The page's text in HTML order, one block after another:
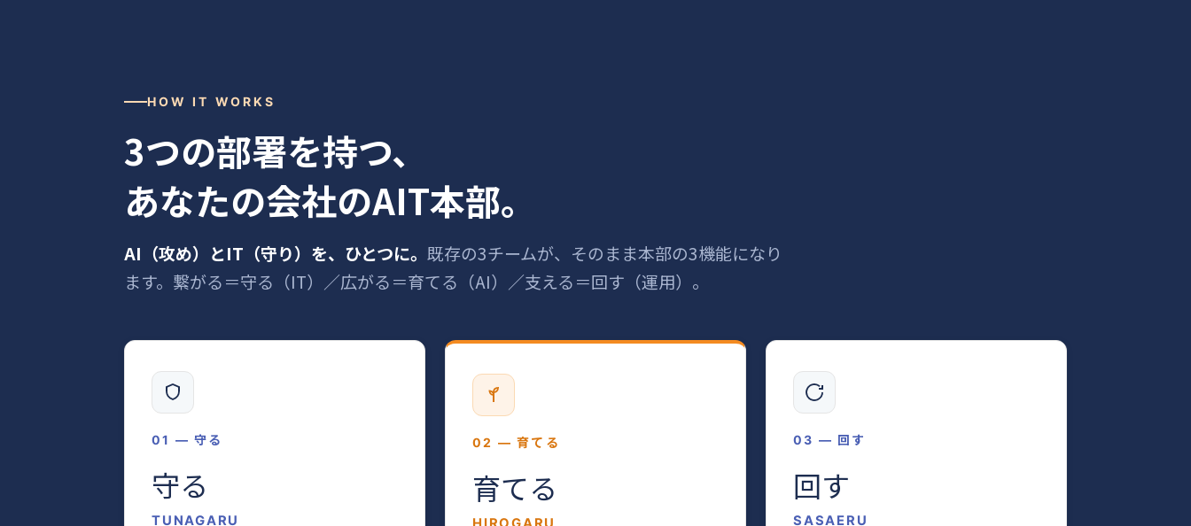
HOW IT WORKS
3つの部署を持つ、
あなたの会社のAIT本部。
AI（攻め）とIT（守り）を、ひとつに。 既存の3チームが、そのまま本部の3機能になり
ます。繋がる＝守る（IT）／広がる＝育てる（AI）／支える＝回す（運用）。
01 — 守る
守る
TUNAGARU
02 — 育てる
育てる
03 — 回す
回す
SASAERU